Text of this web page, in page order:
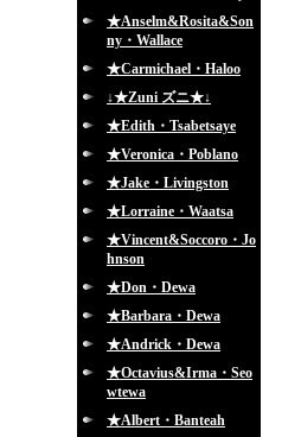
★Anselm&Rosita&Son
ny・Wallace
★Carmichael・Haloo
↓★Zuni ズニ★↓
★Edith・Tsabetsaye
★Veronica・Poblano
★Jake・Livingston
★Lorraine・Waatsa
★Vincent&Soccoro・Jo
hnson
★Don・Dewa
★Barbara・Dewa
★Andrick・Dewa
★Octavius&Irma・Seo
wtewa
★Albert・Banteah